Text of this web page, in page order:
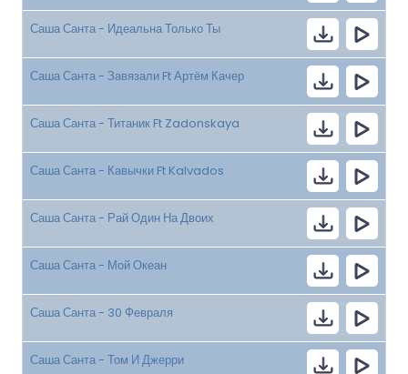
Саша Санта - Идеальна Только Ты
Саша Санта - Завязали Ft Артём Качер
Саша Санта - Титаник Ft Zadonskaya
Саша Санта - Кавычки Ft Kalvados
Саша Санта - Рай Один На Двоих
Саша Санта - Мой Океан
Саша Санта - 30 Февраля
Саша Санта - Том И Джерри